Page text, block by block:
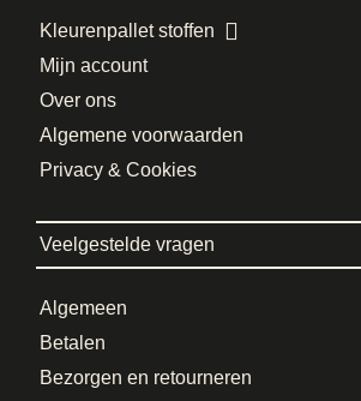
Kleurenpallet stoffen
Mijn account
Over ons
Algemene voorwaarden
Privacy & Cookies
Veelgestelde vragen
Algemeen
Betalen
Bezorgen en retourneren